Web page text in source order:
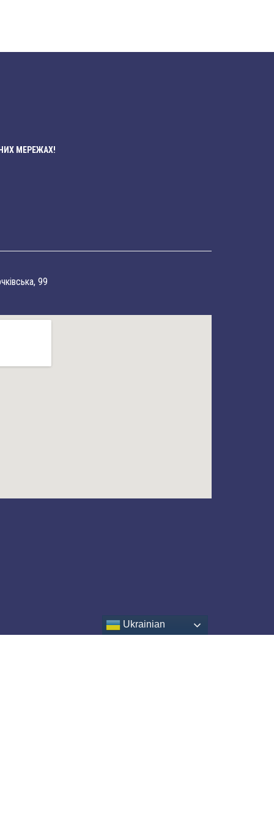
МЕРЕЖАХ!
99
Ukrainian